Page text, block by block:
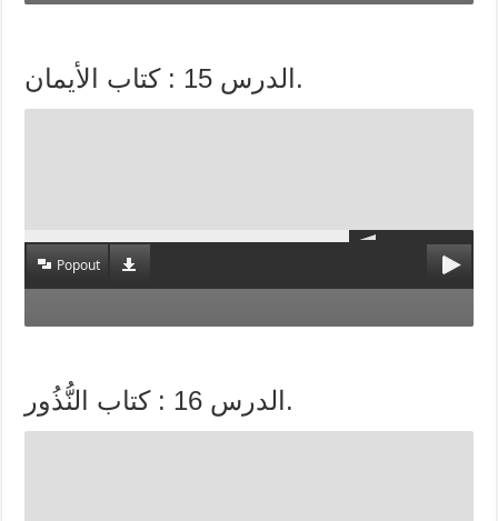
الدرس 15 : كتاب الأيمان.
Popout
الدرس 16 : كتاب النُّذُور.